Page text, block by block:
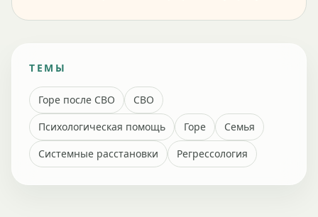
ТЕМЫ
Горе после СВО
СВО
Психологическая помощь
Горе
Семья
Системные расстановки
Регрессология